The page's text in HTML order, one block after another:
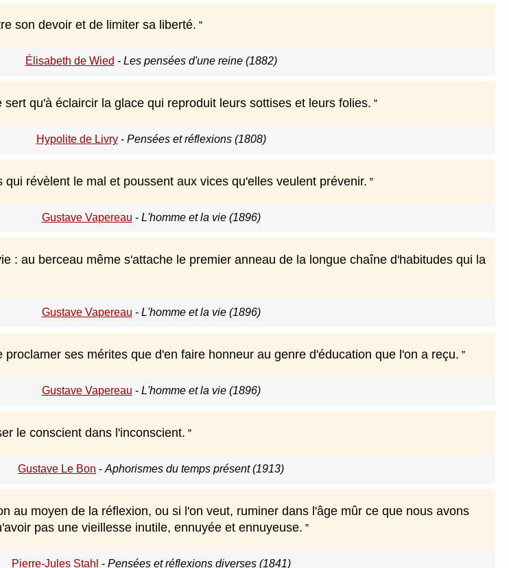
son devoir et de limiter sa liberté.
Élisabeth de Wied - Les pensées d'une reine (1882)
qu'à éclaircir la glace qui reproduit leurs sottises et leurs folies.
Hypolite de Livry- Pensées et réflexions (1808)
révèlent le mal et poussent aux vices qu'elles veulent prévenir.
Gustave Vapereau - L'homme et la vie (1896)
: au berceau même s'attache le premier anneau de la longue chaîne d'habitudes qui la
Gustave Vapereau - L'homme et la vie (1896)
ses mérites que d'en faire honneur au genre d'éducation que l'on a reçu.
Gustave Vapereau - L'homme et la vie (1896)
le conscient dans l'inconscient.
Gustave Le Bon - Aphorismes du temps présent (1913)
au moyen de la réflexion, ou si l'on veut, ruminer dans l'âge mûr ce que nous avons
pas une vieillesse inutile, ennuyée et ennuyeuse.
Pierre-Jules Stahl - Pensées et réflexions diverses (1841)